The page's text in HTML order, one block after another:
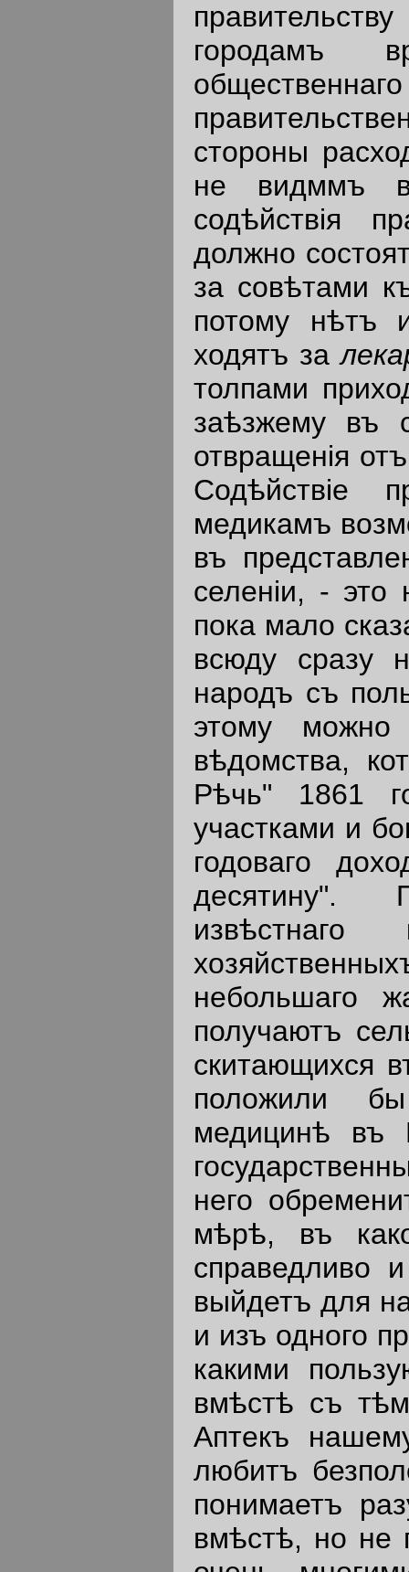
городамъ
стороны
не видммъ
содѣйствiя
должно
за совѣтами
потому нѣтъ
ходятъ за
толпами
заѣзжему въ
отвращенiя
Содѣйствiе
медикамъ
въ
селенiи, - это
пока мало
всюду сразу
народъ съ
этому можно
вѣдомства,
Рѣчь" 1861
участками и
годоваго
десятину".
небольшаго
получаютъ
скитающихся
положили
медицинѣ въ
него
мѣрѣ, въ
справедливо
выйдетъ для
и изъ одного
какими
вмѣстѣ съ
Аптекъ
любитъ
понимаетъ
вмѣстѣ, но не